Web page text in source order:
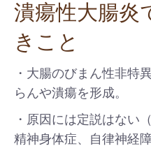
潰瘍性大腸炎
きこと
・大腸のびまん性非特
らんや潰瘍を形成。
・原因には定説はない
精神身体症、自律神経障